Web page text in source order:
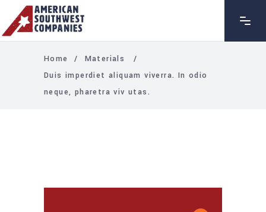
Home / Materials
/
Duis imperdiet aliquam viverra. In odio
neque, pharetra viv utas.